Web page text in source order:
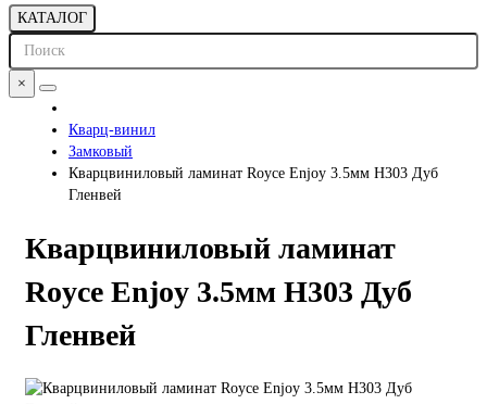
КАТАЛОГ
×
Кварц-винил
Замковый
Кварцвиниловый ламинат Royce Enjoy 3.5мм Н303 Дуб
Гленвей
Кварцвиниловый ламинат
Royce Enjoy 3.5мм Н303 Дуб
Гленвей